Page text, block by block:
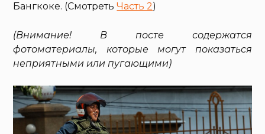
Бангкоке. (СмотретьЧасть 2)
(Внимание! В посте содержатся
фотоматериалы, которые могут показаться
неприятными или пугающими)